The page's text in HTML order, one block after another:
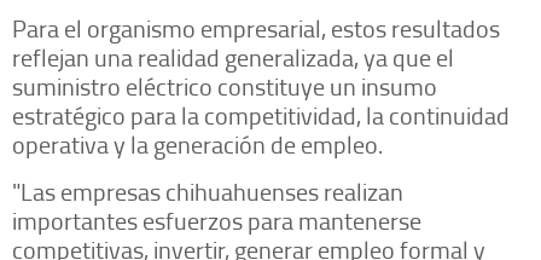
Para el organismo empresarial, estos resultados
reflejan una realidad generalizada, ya que el
suministro eléctrico constituye un insumo
estratégico para la competitividad, la continuidad
operativa y la generación de empleo.
"Las empresas chihuahuenses realizan
importantes esfuerzos para mantenerse
competitivas, invertir, generar empleo formal y